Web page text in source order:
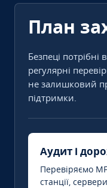
План
Безпеці потрібні
регулярні
не залишковий
підтримки.
Аудит і
Перевіряємо
станції,